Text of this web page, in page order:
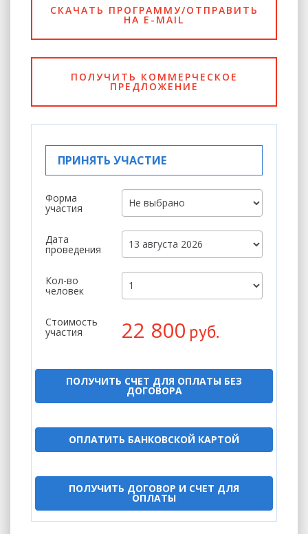
СКАЧАТЬ ПРОГРАММУ/ОТПРАВИТЬ
НА E-MAIL
ПОЛУЧИТЬ КОММЕРЧЕСКОЕ
ПРЕДЛОЖЕНИЕ
ПРИНЯТЬ УЧАСТИЕ
Форма
участия
Дата
проведения
Кол-во
человек
Стоимость
участия 22 800 руб.
ПОЛУЧИТЬ СЧЕТ ДЛЯ ОПЛАТЫ БЕЗ
ДОГОВОРА
ОПЛАТИТЬ БАНКОВСКОЙ КАРТОЙ
ПОЛУЧИТЬ ДОГОВОР И СЧЕТ ДЛЯ
ОПЛАТЫ